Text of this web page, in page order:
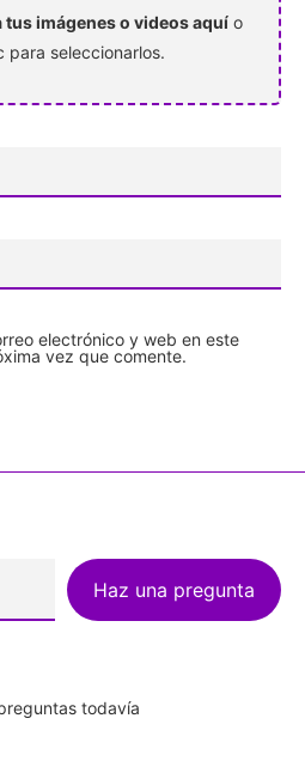
imágenes o videos aquí o
para seleccionarlos.
electrónico y web en este
vez que comente.
Haz una pregunta
todavía